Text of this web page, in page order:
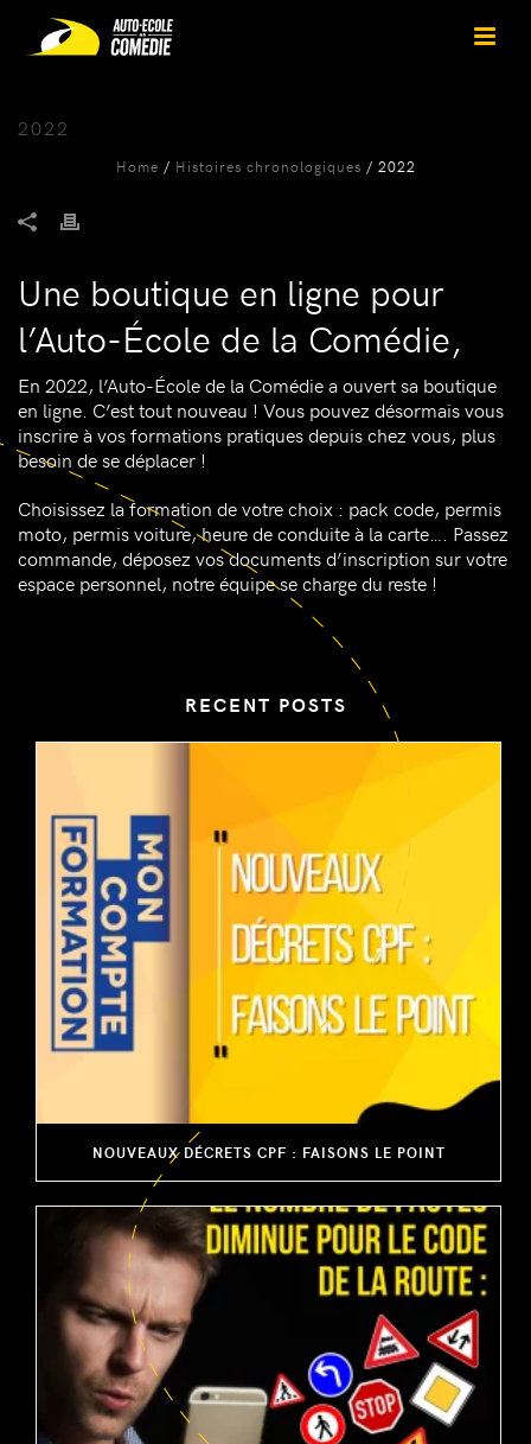
2022
Home / Histoires chronologiques / 2022
Une boutique en ligne pour
l’Auto-École de la Comédie,
En 2022, l’Auto-École de la Comédie a ouvert sa boutique
en ligne. C’est tout nouveau ! Vous pouvez désormais vous
inscrire à vos formations pratiques depuis chez vous, plus
besoin de se déplacer !
Choisissez la formation de votre choix : pack code, permis
moto, permis voiture, heure de conduite à la carte…. Passez
commande, déposez vos documents d’inscription sur votre
espace personnel, notre équipe se charge du reste !
RECENT POSTS
NOUVEAUX DÉCRETS CPF : FAISONS LE POINT